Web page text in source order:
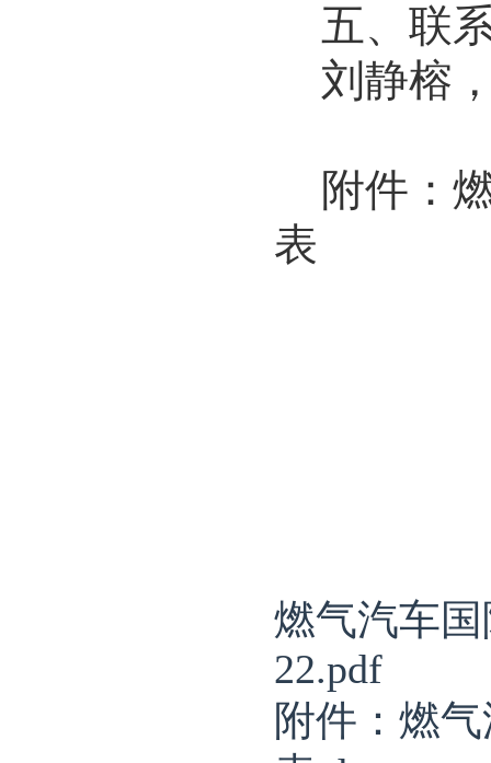
五、 联
刘静榕
附件：
表
燃气汽车
22.pdf
附件：燃